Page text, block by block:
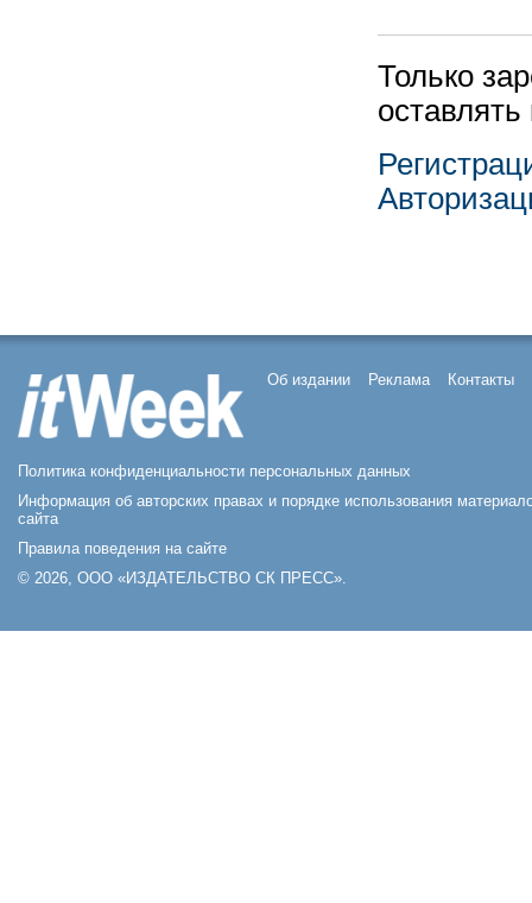
Только
Об издании Реклама Контакты
Политика конфиденциальности персональных данных
Информация об авторских правах и порядке использования
сайта
Правила поведения на сайте
© 2026, ООО «ИЗДАТЕЛЬСТВО СК ПРЕСС».